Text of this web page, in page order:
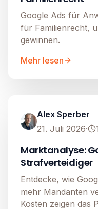
Google Ads für
für Familienrecht,
gewinnen.
Mehr lesen
Alex Sperber
21. Juli 2026·
Marktanalyse:
Strafverteidiger
Entdecke, wie
mehr Mandanten
Kosten zeigen das